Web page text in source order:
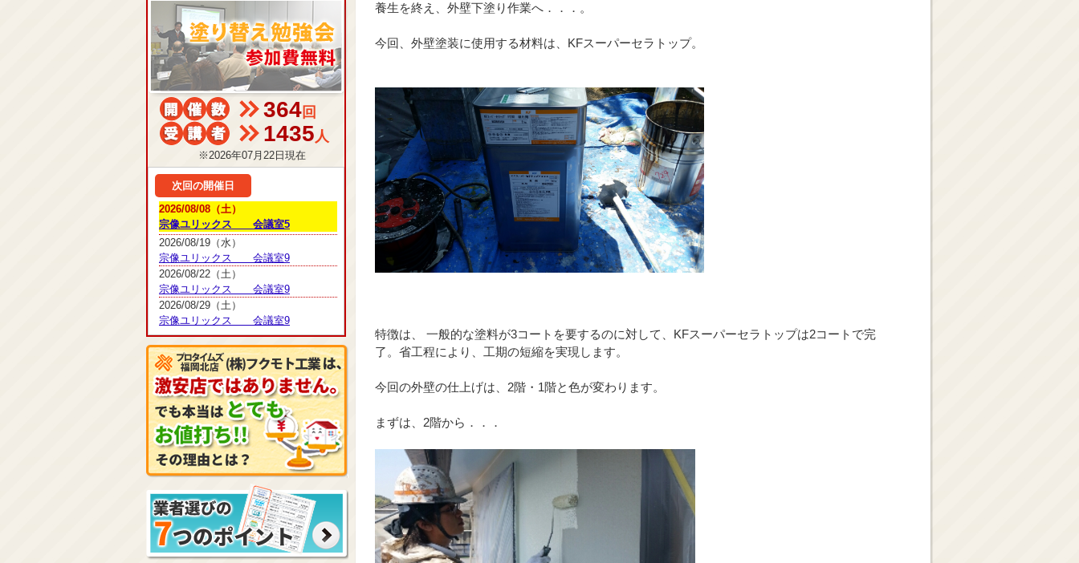
養生を終え、外壁下塗り作業へ．．．。
今回、外壁塗装に使用する材料は、KFスーパーセラトップ。
特徴は、 一般的な塗料が3コートを要するのに対して、KFスーパーセラトップは2コートで完
了。省工程により、工期の短縮を実現します。
今回の外壁の仕上げは、2階・1階と色が変わります。
まずは、2階から．．．
364回
1435人
※2026年07月22日現在
次回の開催日
2026/08/08（土）
宗像ユリックス 会議室5
2026/08/19（水）
宗像ユリックス 会議室9
2026/08/22（土）
宗像ユリックス 会議室9
2026/08/29（土）
宗像ユリックス 会議室9